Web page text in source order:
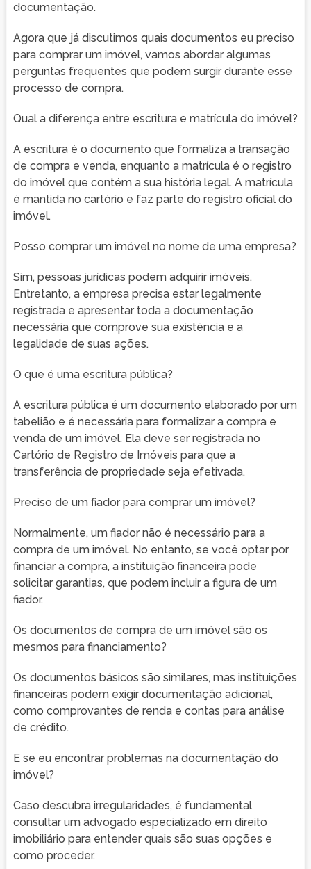
documentação.
Agora que já discutimos quais documentos eu preciso
para comprar um imóvel, vamos abordar algumas
perguntas frequentes que podem surgir durante esse
processo de compra.
Qual a diferença entre escritura e matrícula do imóvel?
A escritura é o documento que formaliza a transação
de compra e venda, enquanto a matrícula é o registro
do imóvel que contém a sua história legal. A matrícula
é mantida no cartório e faz parte do registro oficial do
imóvel.
Posso comprar um imóvel no nome de uma empresa?
Sim, pessoas jurídicas podem adquirir imóveis.
Entretanto, a empresa precisa estar legalmente
registrada e apresentar toda a documentação
necessária que comprove sua existência e a
legalidade de suas ações.
O que é uma escritura pública?
A escritura pública é um documento elaborado por um
tabelião e é necessária para formalizar a compra e
venda de um imóvel. Ela deve ser registrada no
Cartório de Registro de Imóveis para que a
transferência de propriedade seja efetivada.
Preciso de um fiador para comprar um imóvel?
Normalmente, um fiador não é necessário para a
compra de um imóvel. No entanto, se você optar por
financiar a compra, a instituição financeira pode
solicitar garantias, que podem incluir a figura de um
fiador.
Os documentos de compra de um imóvel são os
mesmos para financiamento?
Os documentos básicos são similares, mas instituições
financeiras podem exigir documentação adicional,
como comprovantes de renda e contas para análise
de crédito.
E se eu encontrar problemas na documentação do
imóvel?
Caso descubra irregularidades, é fundamental
consultar um advogado especializado em direito
imobiliário para entender quais são suas opções e
como proceder.